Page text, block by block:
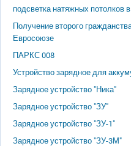
подсветка натяжных потолков
Получение второго
Евросоюзе
ПАРКС 008
Устройство зарядное для
Зарядное устройство "Ника"
Зарядное устройство "ЗУ"
Зарядное устройство "ЗУ-1"
Зарядное устройство "ЗУ-3М"